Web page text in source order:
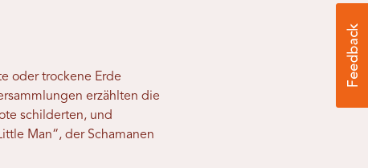
oder trockene Erde
erzählten die
schilderten, und
Man“, der Schamanen